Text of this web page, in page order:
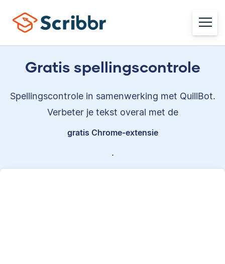
Gratis spellingscontrole
Spellingscontrole in samenwerking met QuillBot.
Verbeter je tekst overal met de
gratis Chrome-extensie
.